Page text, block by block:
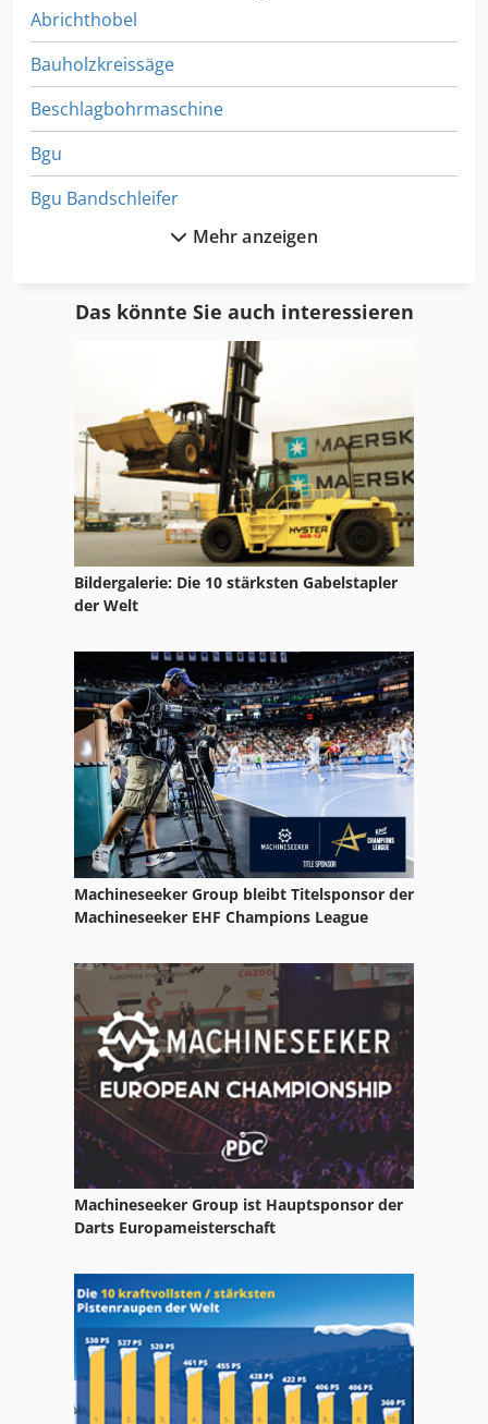
Abrichthobel
Bauholzkreissäge
Beschlagbohrmaschine
Bgu
Bgu Bandschleifer
Bürstenschleifmaschine
Formatkreissäge Bäürle
Grützmacher
Hmg Holzspalter
Holzkraft Holzspalter
Holzmann Bandsägen
Holzspalter
Holzspalter Herkules
Holzspaltmaschine
Holzsägen
Lumag Holzspalter
Restholzzerkleinerer
Sägeaggregat
Mehr anzeigen
Das könnte Sie auch interessieren
Bildergalerie: Die 10 stärksten Gabelstapler
der Welt
Machineseeker Group bleibt Titelsponsor der
Machineseeker EHF Champions League
Machineseeker Group ist Hauptsponsor der
Darts Europameisterschaft